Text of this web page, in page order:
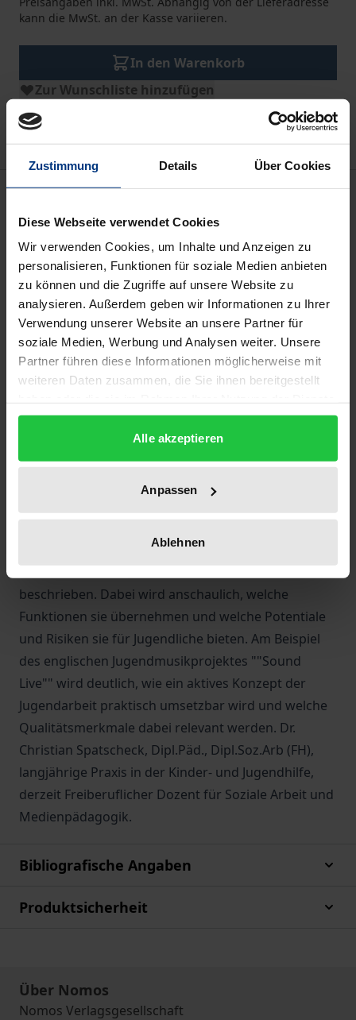
Zustimmung Details Über Cookies
Diese Webseite verwendet Cookies
Wir verwenden Cookies, um Inhalte und Anzeigen zu
personalisieren, Funktionen für soziale Medien anbieten
zu können und die Zugriffe auf unsere Website zu
analysieren. Außerdem geben wir Informationen zu Ihrer
Verwendung unserer Website an unsere Partner für
soziale Medien, Werbung und Analysen weiter. Unsere
Partner führen diese Informationen möglicherweise mit
weiteren Daten zusammen, die Sie ihnen bereitgestellt
gesammelt haben.
Alle akzeptieren
Anpassen
Ablehnen
kann die MwSt. an der Kasse variieren.
In den Warenkorb
Zur Wunschliste hinzufügen
Hinweise zu Versandkosten
Beschreibung
Soziale Arbeit handelt in einer fortwährenden
Dialektik von Herrschaft und Emanzipation. Im
Kontext einer neoliberal geprägten Ökonomisierung
des Sozialen entstehen neue Ausprägungen dieser
Dialektik, die beim Kontakt von Jugendarbeit und
Jugendkulturen besonders deutlich werden. Durch
eine Orientierung am Systemtheoretischen
für den fachlichen Umgang mit diesen
Herausforderungen aufgezeigt. Im Konzept einer
Sozialen Arbeit als bedürfnisorientierte
Menschenrechtsprofession lassen sich hier
werden als ästhetisch-kulturelle Systeme mit ihren
beschrieben. Dabei wird anschaulich, welche
Funktionen sie übernehmen und welche Potentiale
und Risiken sie für Jugendliche bieten. Am Beispiel
des englischen Jugendmusikprojektes ""Sound
Live"" wird deutlich, wie ein aktives Konzept der
Jugendarbeit praktisch umsetzbar wird und welche
Qualitätsmerkmale dabei relevant werden. Dr.
Christian Spatscheck, Dipl.Päd., Dipl.Soz.Arb (FH),
langjährige Praxis in der Kinder- und Jugendhilfe,
derzeit Freiberuflicher Dozent für Soziale Arbeit und
Medienpädagogik.
Bibliografische Angaben
Produktsicherheit
Über Nomos
Nomos Verlagsgesellschaft